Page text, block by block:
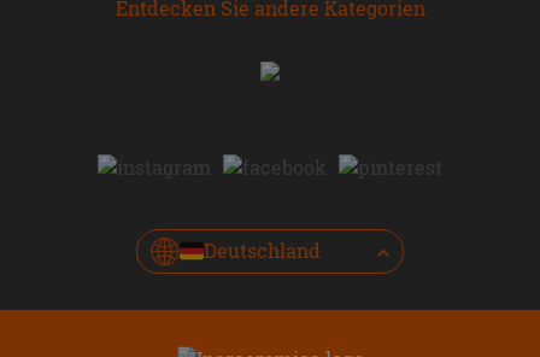
Entdecken Sie andere Kategorien
Deutschland